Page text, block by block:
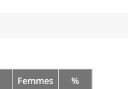
Femmes
%